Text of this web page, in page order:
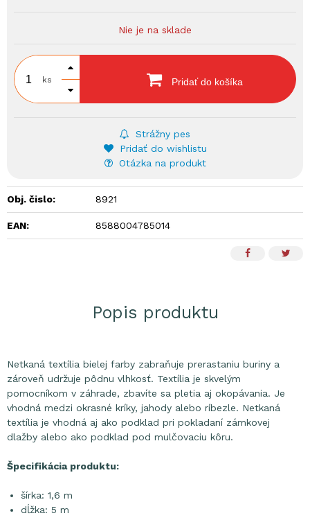
Nie je na sklade
ks Pridať do košíka
Strážny pes
Pridať do wishlistu
Otázka na produkt
Obj. čislo: 8921
EAN: 8588004785014
Popis produktu
Netkaná textília bielej farby zabraňuje prerastaniu buriny a
zároveň udržuje pôdnu vlhkosť. Textília je skvelým
pomocníkom v záhrade, zbavíte sa pletia aj okopávania. Je
vhodná medzi okrasné kríky, jahody alebo ríbezle. Netkaná
textília je vhodná aj ako podklad pri pokladaní zámkovej
dlažby alebo ako podklad pod mulčovaciu kôru.
Špecifikácia produktu:
šírka: 1,6 m
dĺžka: 5 m